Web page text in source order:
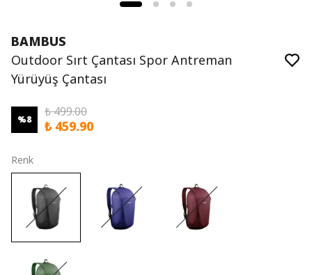
BAMBUS
Outdoor Sırt Çantası Spor Antreman
Yürüyüş Çantası
%8
₺ 499.00
₺ 459.90
Renk